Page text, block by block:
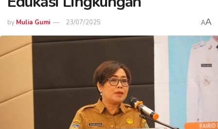
by Mulia Gumi 23/07/2025 AA